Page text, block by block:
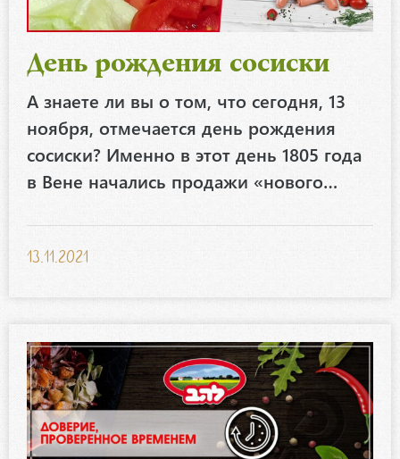
День рождения сосиски
А знаете ли вы о том, что сегодня, 13
ноября, отмечается день рождения
сосиски? Именно в этот день 1805 года
в Вене начались продажи «нового…
13.11.2021